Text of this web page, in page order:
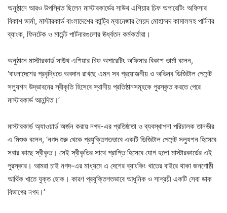
অনুষ্ঠানে আরও উপস্থিত ছিলেন মাস্টারকার্ডের সাউথ এশিয়ার চিফ অপারেটিং অফিসার
বিকাশ ভার্মা, মাস্টারকার্ড বাংলাদেশের কান্ট্রি ম্যানেজার সৈয়দ মোহাম্মদ কামালসহ পার্টনার
ব্যাংক, ফিনটেক ও মার্চেন্ট পার্টনারগুলোর ঊর্ধ্বতন কর্মকর্তারা।
অনুষ্ঠানে মাস্টারকার্ড সাউথ এশিয়ার চিফ অপারেটিং অফিসার বিকাশ ভার্মা বলেন,
‘বাংলাদেশের প্রবৃদ্ধিতে অবদান রাখছে এমন সব প্রয়োজনীয় ও অভিনব ডিজিটাল পেমেন্ট
সল্যুশন উদ্ভাবনের স্বীকৃতি হিসেবে স্থানীয় প্রতিষ্ঠানসমূহকে পুরস্কৃত করতে পেরে
মাস্টারকার্ড আনন্দিত।’
মাস্টারকার্ড অ্যাওয়ার্ড অর্জন করায় নগদ-এর প্রতিষ্ঠাতা ও ব্যবস্থাপনা পরিচালক তানভীর
এ মিশুক বলেন, ‘নগদ শুরু থেকে প্রযুক্তিগতভাবে একটি ডিজিটাল পেমেন্ট সল্যুশন হিসেবে
সবার কাছে স্বীকৃত। সেই স্বীকৃতির সাথে প্রাপ্তি হিসেবে যোগ হলো মাস্টারকার্ডের এই
পুরস্কার। আমরা চাই নগদ-এর মাধ্যমে এ দেশের ব্যাংকিং খাতের বাইরে থাকা জনগোষ্ঠী
আর্থিক খাতে যুক্ত হোক। কারণ প্রযুক্তিগতভাবে আধুনিক ও সাশ্রয়ী একটি সেবা ডাক
বিভাগের নগদ।’